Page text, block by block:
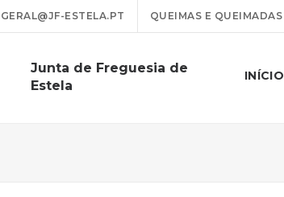
GERAL@JF-ESTELA.PT QUEIMAS E QUEIMADAS
Junta de Freguesia de
Estela
INÍCIO